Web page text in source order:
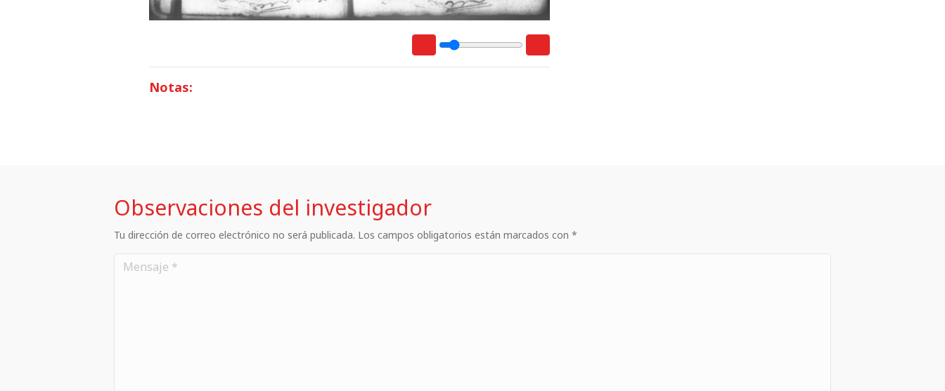
Notas:
Observaciones del investigador
Tu dirección de correo electrónico no será publicada. Los campos obligatorios están marcados con *